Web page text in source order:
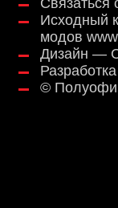
Связаться
Исходный
модов
Дизайн —
©